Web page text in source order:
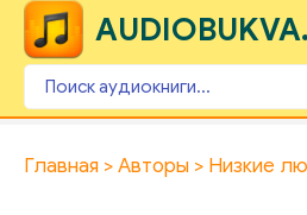
Главная Авторы Низкие